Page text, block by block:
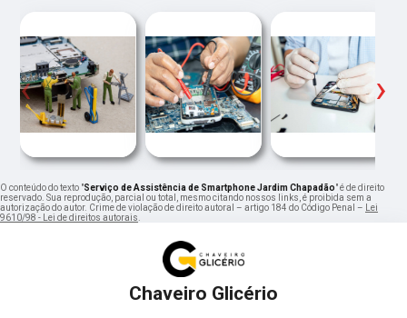
‹ ›
O conteúdo do texto "Serviço de Assistência de Smartphone Jardim Chapadão" é de direito
reservado. Sua reprodução, parcial ou total, mesmo citando nossos links, é proibida sem a
autorização do autor. Crime de violação de direito autoral – artigo 184 do Código Penal –
Lei
9610/98 - Lei de direitos autorais
Chaveiro Glicério